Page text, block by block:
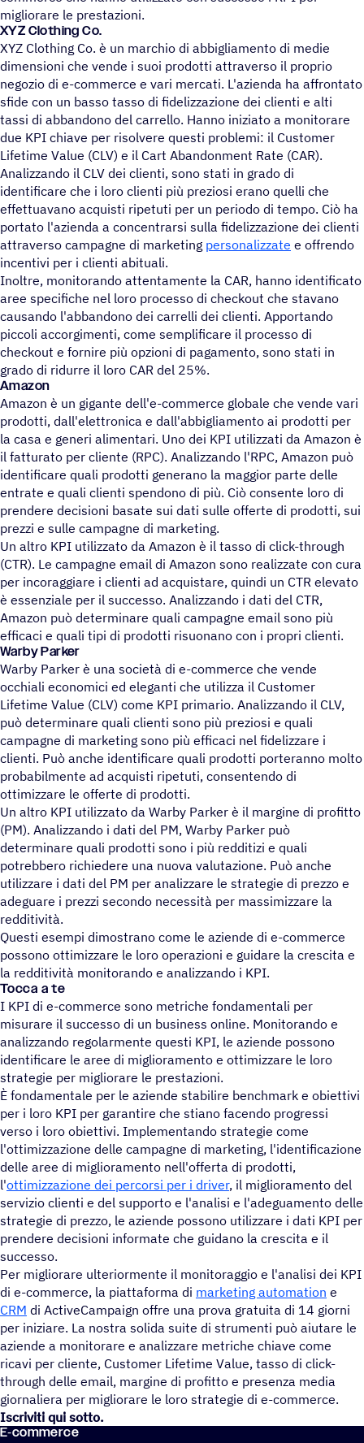
migliorare le prestazioni.
XYZ Clothing Co.
XYZ Clothing Co. è un marchio di abbigliamento di medie
dimensioni che vende i suoi prodotti attraverso il proprio
negozio di e-commerce e vari mercati. L'azienda ha affrontato
sfide con un basso tasso di fidelizzazione dei clienti e alti
tassi di abbandono del carrello. Hanno iniziato a monitorare
due KPI chiave per risolvere questi problemi: il Customer
Lifetime Value (CLV) e il Cart Abandonment Rate (CAR).
Analizzando il CLV dei clienti, sono stati in grado di
identificare che i loro clienti più preziosi erano quelli che
effettuavano acquisti ripetuti per un periodo di tempo. Ciò ha
portato l'azienda a concentrarsi sulla fidelizzazione dei clienti
attraverso campagne di marketing personalizzate e offrendo
incentivi per i clienti abituali.
Inoltre, monitorando attentamente la CAR, hanno identificato
aree specifiche nel loro processo di checkout che stavano
causando l'abbandono dei carrelli dei clienti. Apportando
piccoli accorgimenti, come semplificare il processo di
checkout e fornire più opzioni di pagamento, sono stati in
grado di ridurre il loro CAR del 25%.
Amazon
Amazon è un gigante dell'e-commerce globale che vende vari
prodotti, dall'elettronica e dall'abbigliamento ai prodotti per
la casa e generi alimentari. Uno dei KPI utilizzati da Amazon è
il fatturato per cliente (RPC). Analizzando l'RPC, Amazon può
identificare quali prodotti generano la maggior parte delle
entrate e quali clienti spendono di più. Ciò consente loro di
prendere decisioni basate sui dati sulle offerte di prodotti, sui
prezzi e sulle campagne di marketing.
Un altro KPI utilizzato da Amazon è il tasso di click-through
(CTR). Le campagne email di Amazon sono realizzate con cura
per incoraggiare i clienti ad acquistare, quindi un CTR elevato
è essenziale per il successo. Analizzando i dati del CTR,
Amazon può determinare quali campagne email sono più
efficaci e quali tipi di prodotti risuonano con i propri clienti.
Warby Parker
Warby Parker è una società di e-commerce che vende
occhiali economici ed eleganti che utilizza il Customer
Lifetime Value (CLV) come KPI primario. Analizzando il CLV,
può determinare quali clienti sono più preziosi e quali
campagne di marketing sono più efficaci nel fidelizzare i
clienti. Può anche identificare quali prodotti porteranno molto
probabilmente ad acquisti ripetuti, consentendo di
ottimizzare le offerte di prodotti.
Un altro KPI utilizzato da Warby Parker è il margine di profitto
(PM). Analizzando i dati del PM, Warby Parker può
determinare quali prodotti sono i più redditizi e quali
potrebbero richiedere una nuova valutazione. Può anche
utilizzare i dati del PM per analizzare le strategie di prezzo e
adeguare i prezzi secondo necessità per massimizzare la
redditività.
Questi esempi dimostrano come le aziende di e-commerce
possono ottimizzare le loro operazioni e guidare la crescita e
la redditività monitorando e analizzando i KPI.
Tocca a te
I KPI di e-commerce sono metriche fondamentali per
misurare il successo di un business online. Monitorando e
analizzando regolarmente questi KPI, le aziende possono
identificare le aree di miglioramento e ottimizzare le loro
strategie per migliorare le prestazioni.
È fondamentale per le aziende stabilire benchmark e obiettivi
per i loro KPI per garantire che stiano facendo progressi
verso i loro obiettivi. Implementando strategie come
l'ottimizzazione delle campagne di marketing, l'identificazione
delle aree di miglioramento nell'offerta di prodotti,
l'ottimizzazione dei percorsi per i driver, il miglioramento del
servizio clienti e del supporto e l'analisi e l'adeguamento delle
strategie di prezzo, le aziende possono utilizzare i dati KPI per
prendere decisioni informate che guidano la crescita e il
successo.
Per migliorare ulteriormente il monitoraggio e l'analisi dei KPI
di e-commerce, la piattaforma di marketing automation e
CRM di ActiveCampaign offre una prova gratuita di 14 giorni
per iniziare. La nostra solida suite di strumenti può aiutare le
aziende a monitorare e analizzare metriche chiave come
ricavi per cliente, Customer Lifetime Value, tasso di click-
through delle email, margine di profitto e presenza media
giornaliera per migliorare le loro strategie di e-commerce.
Iscriviti qui sotto.
E‑commerce